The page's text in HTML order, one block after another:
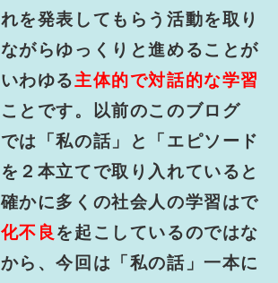
を発表してもらう活動を取り
がらゆっくりと進めることが
わゆる主体的で対話的な学習
とです。以前のこのブログ
は「私の話」と「エピソード
２本立てで取り入れていると
かに多くの社会人の学習はで
不良 を起こしているのではな
ら、今回は「私の話」一本に